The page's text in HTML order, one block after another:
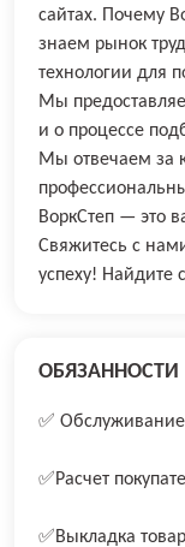
сайтах. Почему
знаем рынок
технологии для
Мы
и о процессе
Мы отвечаем за
ВоркСтеп — это
Свяжитесь с
успеху! Найдите
ОБЯЗАННОСТИ
✅
✅Расчет
✅Выкладка